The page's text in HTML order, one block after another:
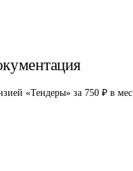
«Тендеры» за 750 ₽ в мес